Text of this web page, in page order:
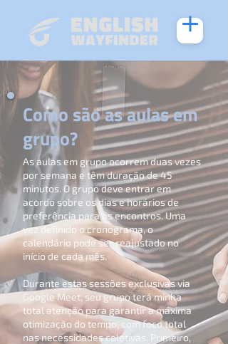
Como são as aulas em
grupo?
As aulas em grupo ocorrem duas vezes
por semana e têm duração de 45
minutos. O grupo deve entrar em
acordo sobre os dias e horários de
preferência para os encontros. Uma
vez definido o cronograma, o
calendário pode ser reajustado no
início de cada mês.
Durante estas sessões exclusivas via
Google Meet, seu grupo terá minha
total atenção para garantir a máxima
otimização do tempo, com foco total
nas necessidades coletivas. Primeiro,